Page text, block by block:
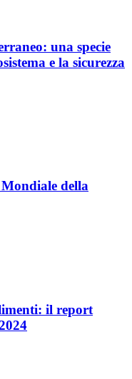
una specie
e la sicurezza
della
il report